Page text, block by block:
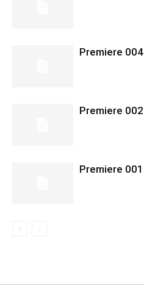
Premiere 004
Premiere 002
Premiere 001